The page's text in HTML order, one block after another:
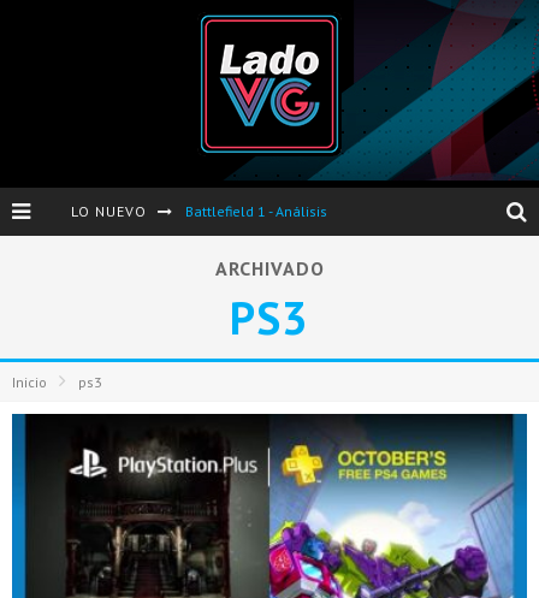
LO NUEVO Battlefield 1 - Análisis
Pro Evolution Soccer 2017 - Análisis
Pausa VG - S04E06 - Nintendo Switch - FIFA/PES - DS III Ashes of Ariandel - Red Dead Redemption 2
Opinión sobre The Last of Us y Left Behind
Presentación oficial de Gears Of War 4 en Argentina
Presentacion Watch Dogs 2 en Argentina
ARCHIVADO
PS3
Inicio ps3